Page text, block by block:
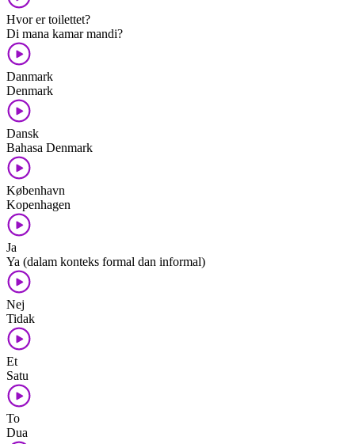
Hvor er toilettet?
Di mana kamar mandi?
Danmark
Denmark
Dansk
Bahasa Denmark
København
Kopenhagen
Ja
Ya (dalam konteks formal dan informal)
Nej
Tidak
Et
Satu
To
Dua